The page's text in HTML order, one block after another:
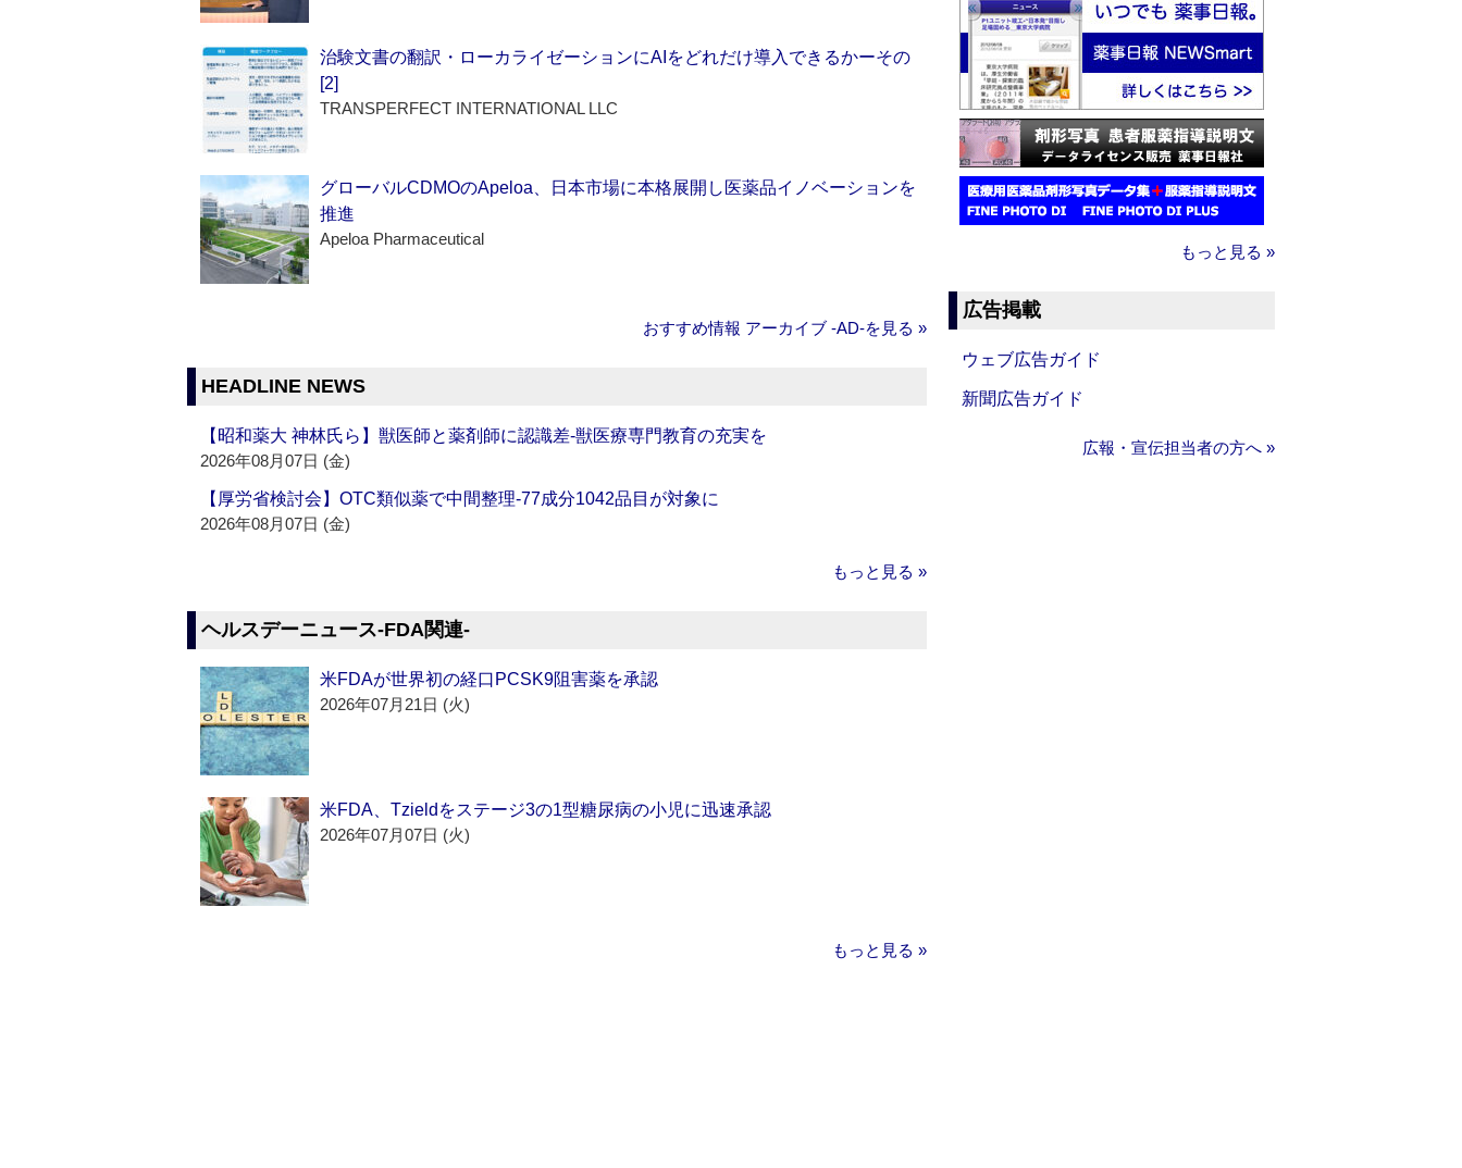
治験文書の翻訳・ローカライゼーションにAIをどれだけ導入できるかーその
[2]
TRANSPERFECT INTERNATIONAL LLC
グローバルCDMOのApeloa、日本市場に本格展開し医薬品イノベーションを
推進
Apeloa Pharmaceutical
おすすめ情報 アーカイブ ‐AD‐を見る »
HEADLINE NEWS
【昭和薬大 神林氏ら】獣医師と薬剤師に認識差‐獣医療専門教育の充実を
2026年08月07日 (金)
【厚労省検討会】OTC類似薬で中間整理‐77成分1042品目が対象に
2026年08月07日 (金)
もっと見る »
ヘルスデーニュース‐FDA関連‐
米FDAが世界初の経口PCSK9阻害薬を承認
2026年07月21日 (火)
米FDA、Tzieldをステージ3の1型糖尿病の小児に迅速承認
2026年07月07日 (火)
もっと見る »
もっと見る »
広告掲載
ウェブ広告ガイド
新聞広告ガイド
広報・宣伝担当者の方へ »